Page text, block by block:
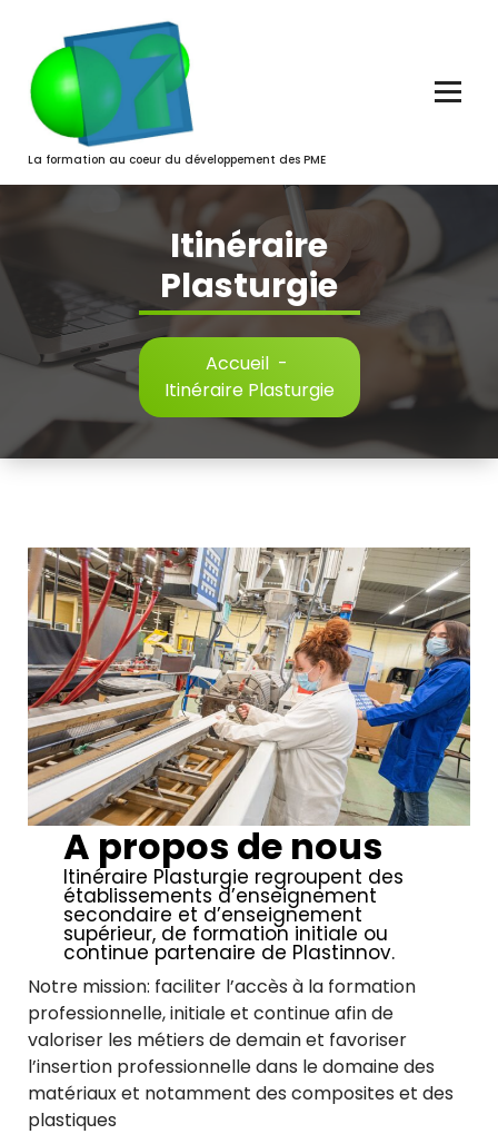
contenu
La formation au coeur du développement des PME
Itinéraire
Plasturgie
Accueil -
Itinéraire Plasturgie
A propos de nous
Itinéraire Plasturgie regroupent des
établissements d’enseignement
secondaire et d’enseignement
supérieur, de formation initiale ou
continue partenaire de Plastinnov.
Notre mission: faciliter l’accès à la formation
professionnelle, initiale et continue afin de
valoriser les métiers de demain et favoriser
l’insertion professionnelle dans le domaine des
matériaux et notamment des composites et des
plastiques